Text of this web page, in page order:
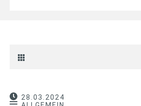
28.03.2024